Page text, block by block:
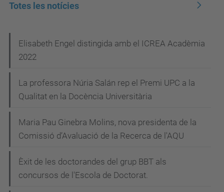
Totes les notícies
g
c
Elisabeth Engel distingida amb el ICREA Acadèmia
2022
La professora Núria Salán rep el Premi UPC a la
Qualitat en la Docència Universitària
Maria Pau Ginebra Molins, nova presidenta de la
Comissió d’Avaluació de la Recerca de l'AQU
Èxit de les doctorandes del grup BBT als
concursos de l'Escola de Doctorat.